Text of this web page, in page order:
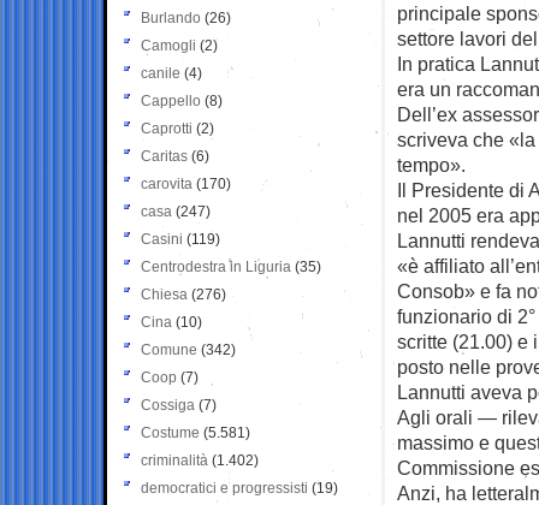
principale
settore lavori
In pratica
era un
Dell’ex
scriveva che
tempo».
Il Presidente di
nel 2005 era
Lannutti
«è affiliato
Consob» e fa
funzionario di
scritte (21.00) e
posto nelle
Lannutti aveva
Agli orali —
massimo e
Commissione
Anzi, ha
Burlando (26)
Camogli (2)
canile (4)
Cappello (8)
Caprotti (2)
Caritas (6)
carovita (170)
casa (247)
Casini (119)
Centrodestra in Liguria (35)
Chiesa (276)
Cina (10)
Comune (342)
Coop (7)
Cossiga (7)
Costume (5.581)
criminalità (1.402)
democratici e progressisti (19)